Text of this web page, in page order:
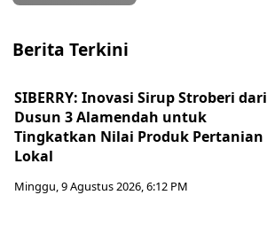
Berita Terkini
SIBERRY: Inovasi Sirup Stroberi dari
Dusun 3 Alamendah untuk
Tingkatkan Nilai Produk Pertanian
Lokal
Minggu, 9 Agustus 2026, 6:12 PM